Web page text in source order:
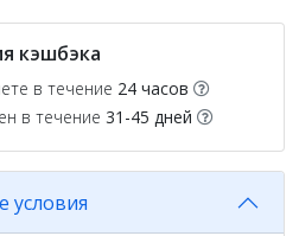
кэшбэка
в течение 24 часов
в течение 31-45 дней
условия